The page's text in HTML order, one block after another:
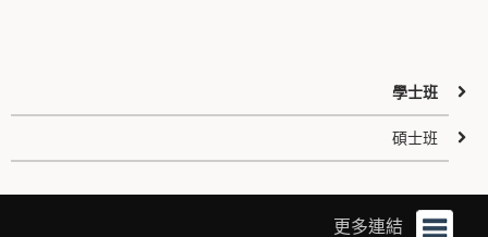
學士班
碩士班
更多連結